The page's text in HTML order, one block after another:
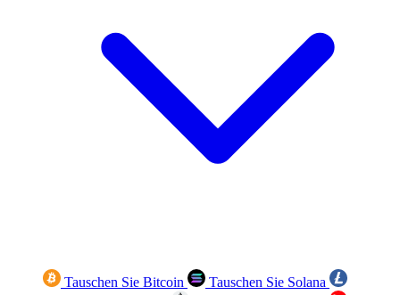
Tauschen Sie Bitcoin
Tauschen Sie Solana